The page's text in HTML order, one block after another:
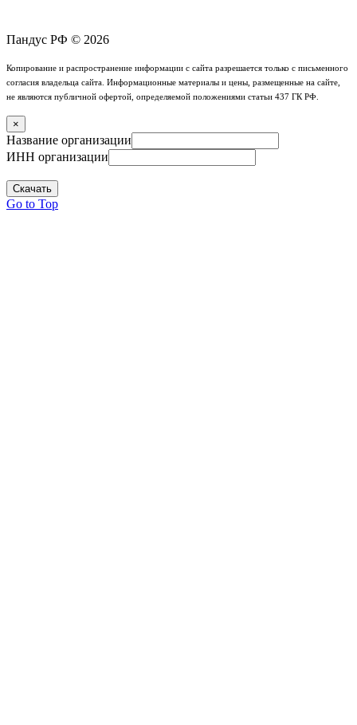
Пандус РФ © 2026
Копирование и распространение информации с сайта разрешается только с письменного
согласия владельца сайта. Информационные материалы и цены, размещенные на сайте,
не являются публичной офертой, определяемой положениями статьи 437 ГК РФ.
×
Название организации
ИНН организации
Скачать
Go to Top